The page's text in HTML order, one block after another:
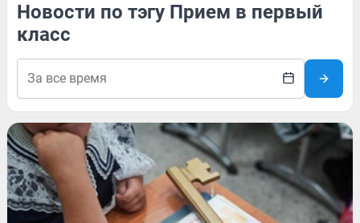
Новости по тэгу Прием в первый
класс